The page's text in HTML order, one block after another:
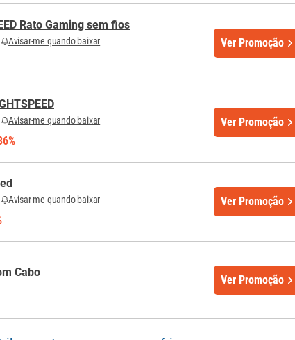
Rato Gaming sem fios
Avisar-me quando baixar Ver Promoção
Avisar-me quando baixar Ver Promoção
Avisar-me quando baixar Ver Promoção
Cabo
Ver Promoção